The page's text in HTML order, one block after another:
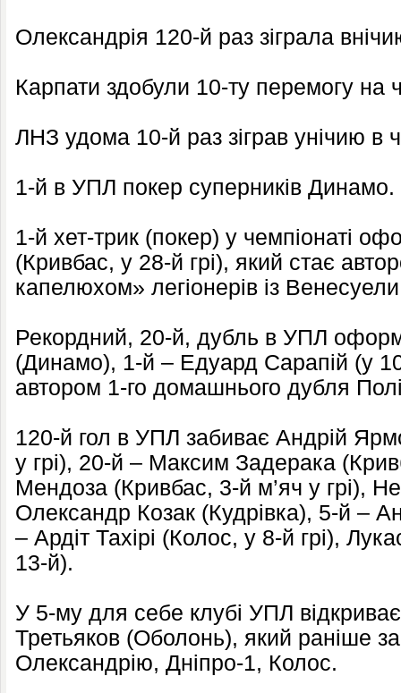
Олександрія 120-й раз зіграла
Карпати здобули 10-ту перемогу на
ЛНЗ удома 10-й раз зіграв унічию в
1-й в УПЛ покер суперників Динамо.
1-й хет-трик (покер) у чемпіонаті
(Кривбас, у 28-й грі), який стає
капелюхом» легіонерів із
Рекордний, 20-й, дубль в УПЛ
(Динамо), 1-й – Едуард Сарапій (у
автором 1-го домашнього дубля
120-й гол в УПЛ забиває Андрій
у грі), 20-й – Максим Задерака
Мендоза (Кривбас, 3-й м’яч у грі),
Олександр Козак (Кудрівка), 5-й –
– Ардіт Тахірі (Колос, у 8-й грі),
13-й).
У 5-му для себе клубі УПЛ
Третьяков (Оболонь), який раніше
Олександрію, Дніпро-1, Колос.